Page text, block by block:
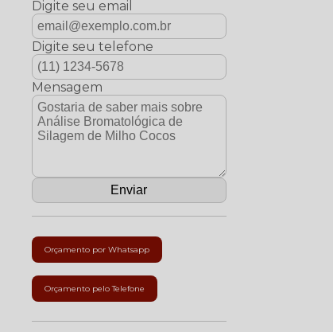
Digite seu email
Digite seu telefone
Mensagem
Orçamento por Whatsapp
Orçamento pelo Telefone